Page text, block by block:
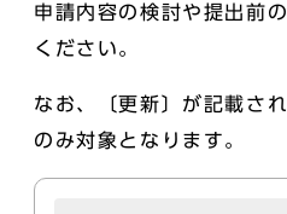
申請内容の検討や提出前
ください。
なお、〔更新〕が記載さ
のみ対象となります。